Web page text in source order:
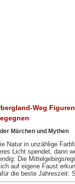
Weg
Märchen und Mythen
Natur in unzählige
Licht spendet, dann
Die
auf eigene Faust
die beste